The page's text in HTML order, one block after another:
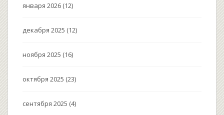
января 2026 (12)
декабря 2025 (12)
ноября 2025 (16)
октября 2025 (23)
сентября 2025 (4)